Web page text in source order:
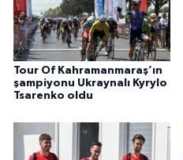
Tour Of Kahramanmaraş’ın
şampiyonu Ukraynalı Kyrylo
Tsarenko oldu